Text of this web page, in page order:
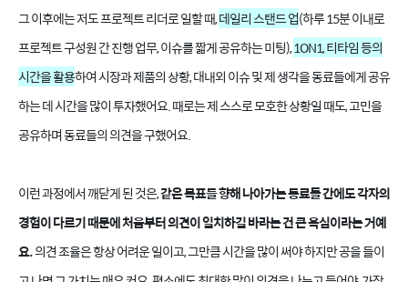
그 이후에는 저도 프로젝트 리더로 일할 때,데일리 스탠드 업(하루 15분 이내로
프로젝트 구성원 간 진행 업무, 이슈를 짧게 공유하는 미팅),1ON1, 티타임 등의
시간을 활용하여 시장과 제품의 상황, 대내외 이슈 및 제 생각을 동료들에게 공유
하는 데 시간을 많이 투자했어요. 때로는 제 스스로 모호한 상황일 때도, 고민을
공유하며 동료들의 의견을 구했어요.
이런 과정에서 깨닫게 된 것은,같은 목표를 향해 나아가는 동료들 간에도 각자의
경험이 다르기 때문에 처음부터 의견이 일치하길 바라는 건 큰 욕심이라는 거예
요.의견 조율은 항상 어려운 일이고, 그만큼 시간을 많이 써야 하지만 공을 들이